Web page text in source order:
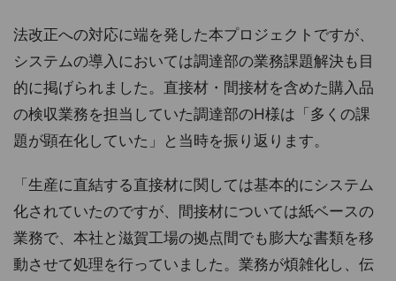
法改正への対応に端を発した本プロジェクトですが、
システムの導入においては調達部の業務課題解決も目
的に掲げられました。直接材・間接材を含めた購入品
の検収業務を担当していた調達部のH様は「多くの課
題が顕在化していた」と当時を振り返ります。
「生産に直結する直接材に関しては基本的にシステム
化されていたのですが、間接材については紙ベースの
業務で、本社と滋賀工場の拠点間でも膨大な書類を移
動させて処理を行っていました。業務が煩雑化し、伝